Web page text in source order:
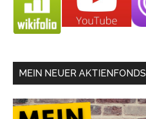
MEIN NEUER AKTIENFONDS